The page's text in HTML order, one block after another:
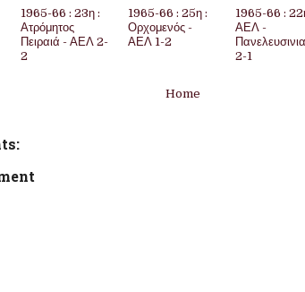
1965-66 : 23η :
Ατρόμητος
Πειραιά - ΑΕΛ 2-
2
1965-66 : 25η :
Ορχομενός -
ΑΕΛ 1-2
1965-66 :
ΑΕΛ -
2-1
Home